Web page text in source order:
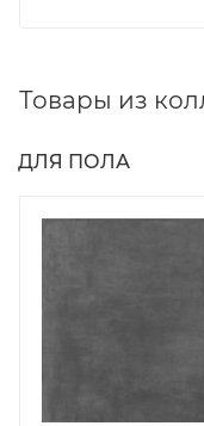
Товары из
ДЛЯ ПОЛА